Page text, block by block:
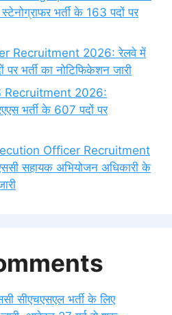
भर्ती के 163 पदों पर
Recruitment 2026: रेलवे में
भर्ती का नोटिफिकेशन जारी
Recruitment 2026:
भर्ती के 607 पदों पर
Officer Recruitment
सहायक अभियोजन अधिकारी के
सीएचएसएल भर्ती के लिए